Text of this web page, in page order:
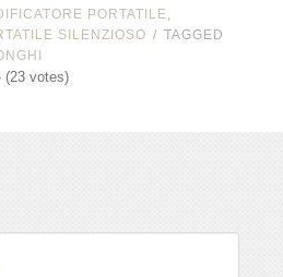
PORTATILE,
SILENZIOSO
TAGGED
(23 votes)